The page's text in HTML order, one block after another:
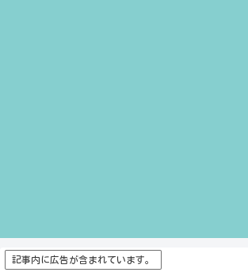
記事内に広告が含まれています。